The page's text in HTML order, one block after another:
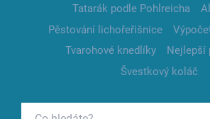
Tatarák podle Pohlreicha
Pěstování lichořeřišnice
Tvarohové knedlíky
Nejlepší
Švestkový koláč